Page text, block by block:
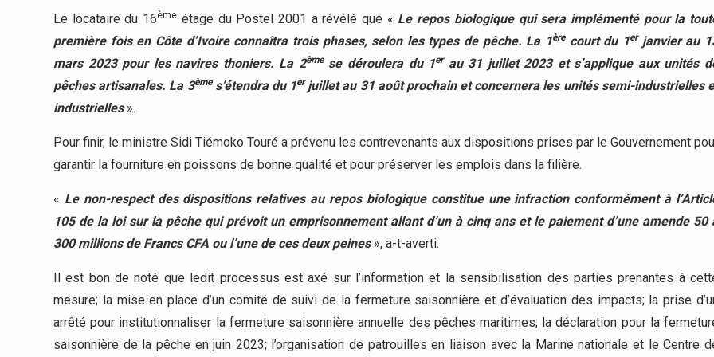
Le locataire du 16ème étage du Postel 2001 a révélé que « Le repos biologique qui sera implémenté pour la
première fois en Côte d’Ivoire connaîtra trois phases, selon les types de pêche. La 1èrecourt du 1erjanvier au
mars 2023 pour les navires thoniers. La 2èmese déroulera du 1erau 31 juillet 2023 et s’applique aux unités
pêches artisanales. La 3èmes’étendra du 1erjuillet au 31 août prochain et concernera les unités semi-industrielles
industrielles».
Pour finir, le ministre Sidi Tiémoko Touré a prévenu les contrevenants aux dispositions prises par le Gouvernement
garantir la fourniture en poissons de bonne qualité et pour préserver les emplois dans la filière.
« Le non-respect des dispositions relatives au repos biologique constitue une infraction conformément à
105 de la loi sur la pêche qui prévoit un emprisonnement allant d’un à cinq ans et le paiement d’une amende 50
300 millions de Francs CFA ou l’une de ces deux peines», a-t-averti.
Il est bon de noté que ledit processus est axé sur l’information et la sensibilisation des parties prenantes à
mesure; la mise en place d’un comité de suivi de la fermeture saisonnière et d’évaluation des impacts; la prise
arrêté pour institutionnaliser la fermeture saisonnière annuelle des pêches maritimes; la déclaration pour la
saisonnière de la pêche en juin 2023; l’organisation de patrouilles en liaison avec la Marine nationale et le Centre